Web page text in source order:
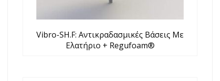
Vibro-SH.F: Αντικραδασμικές Βάσεις Με
Ελατήριο + Regufoam®